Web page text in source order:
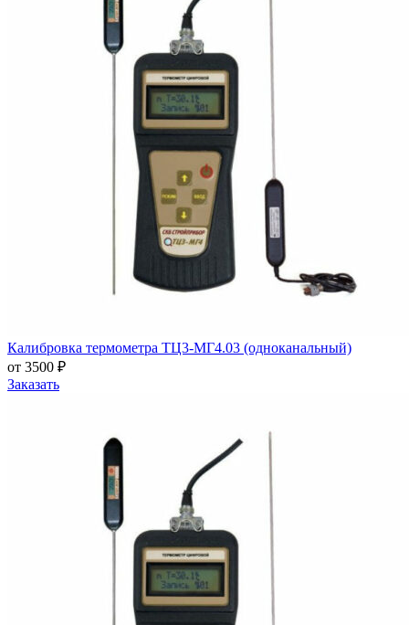
Калибровка термометра ТЦ3-МГ4.03 (одноканальный)
от 3500 ₽
Заказать